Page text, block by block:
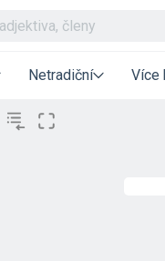
Netradiční Více